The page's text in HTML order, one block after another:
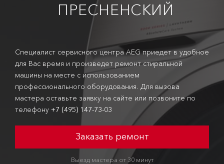
ПРЕСНЕНСКИЙ
Специалист сервисного центра AEG приедет в удобное
для Вас время и произведет ремонт стиральной
машины на месте с использованием
профессионального оборудования. Для вызова
мастера оставьте заявку на сайте или позвоните по
телефону +7 (495) 147-73-03
Заказать ремонт
Выезд мастера от 30 минут